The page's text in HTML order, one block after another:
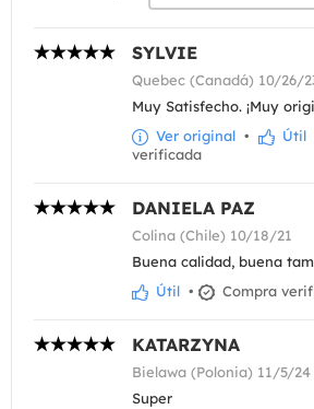
SYLVIE
Quebec (Canadá) 10/26/
Muy Satisfecho. ¡Muy
Ver original • Útil
verificada
DANIELA PAZ
Colina (Chile) 10/18/21
Buena calidad, buena
Útil • Compra
KATARZYNA
Bielawa (Polonia) 11/5/24
Super